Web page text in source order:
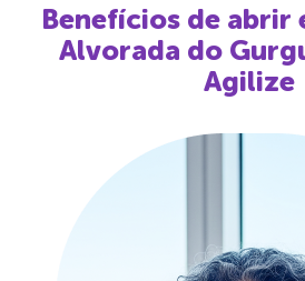
Benefícios de abrir
Alvorada do
Agilize